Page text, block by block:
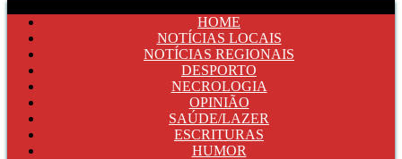
HOME
NOTÍCIAS LOCAIS
NOTÍCIAS REGIONAIS
DESPORTO
NECROLOGIA
OPINIÃO
SAÚDE/LAZER
ESCRITURAS
HUMOR